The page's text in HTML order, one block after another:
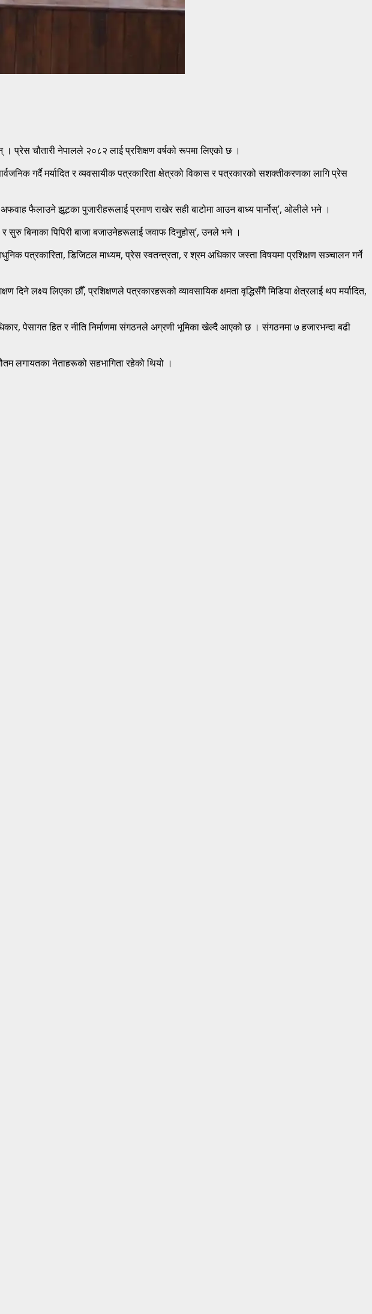
। प्रेस चौतारी नेपालले २०८२ लाई प्रशिक्षण वर्षको रूपमा लिएको छ ।
गर्दै मर्यादित र व्यवसायीक पत्रकारिता क्षेत्रको विकास र पत्रकारको सशक्तीकरणका लागि प्रेस
फैलाउने झूटका पुजारीहरूलाई प्रमाण राखेर सही बाटोमा आउन बाध्य पार्नोस्’, ओलीले भने ।
सुरु बिनाका पिपिरी बाजा बजाउनेहरूलाई जवाफ दिनुहोस्’, उनले भने ।
पत्रकारिता, डिजिटल माध्यम, प्रेस स्वतन्त्रता, र श्रम अधिकार जस्ता विषयमा प्रशिक्षण सञ्चालन गर्ने
दिने लक्ष्य लिएका छौँ, प्रशिक्षणले पत्रकारहरूको व्यावसायिक क्षमता वृद्धिसँगै मिडिया क्षेत्रलाई थप मर्यादित,
पेसागत हित र नीति निर्माणमा संगठनले अग्रणी भूमिका खेल्दै आएको छ । संगठनमा ७ हजारभन्दा बढी
लगायतका नेताहरूको सहभागिता रहेको थियो ।